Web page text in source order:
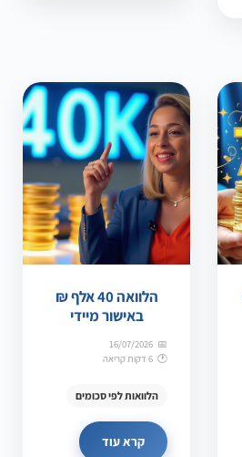
הלוואה 40 אלף ₪
באישור מיידי
16/07/2026
6 דקות קריאה
הלוואות לפי סכומים
קרא עוד